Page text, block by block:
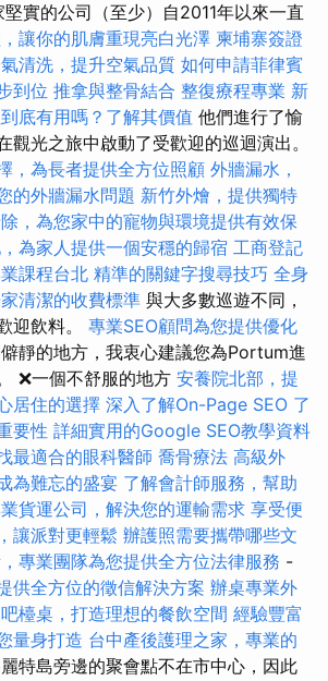
實的公司（至少）自2011年以來一直
讓你的肌膚重現亮白光澤 柬埔寨簽證
清洗，提升空氣品質 如何申請菲律賓
到位 推拿與整骨結合 整復療程專業 新
底有用嗎？了解其價值 他們進行了愉
觀光之旅中啟動了受歡迎的巡迴演出。
，為長者提供全方位照顧 外牆漏水，
的外牆漏水問題 新竹外燴，提供獨特
，為您家中的寵物與環境提供有效保
為家人提供一個安穩的歸宿 工商登記
課程台北 精準的關鍵字搜尋技巧 全身
清潔的收費標準 與大多數巡遊不同，
迎飲料。 專業SEO顧問為您提供優化
靜的地方，我衷心建議您為Portum進
❌一個不舒服的地方 安養院北部，提
居住的選擇 深入了解On-Page SEO 了
要性 詳細實用的Google SEO教學資料
最適合的眼科醫師 喬骨療法 高級外
為難忘的盛宴 了解會計師服務，幫助
貨運公司，解決您的運輸需求 享受便
讓派對更輕鬆 辦護照需要攜帶哪些文
專業團隊為您提供全方位法律服務 -
供全方位的徵信解決方案 辦桌專業外
檯桌，打造理想的餐飲空間 經驗豐富
量身打造 台中產後護理之家，專業的
特島旁邊的聚會點不在市中心，因此